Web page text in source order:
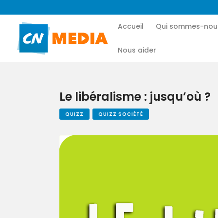
Accueil Qui sommes-
Nous aider
Le libéralisme : jusqu’où ?
QUIZZ QUIZZ SOCIÉTÉ